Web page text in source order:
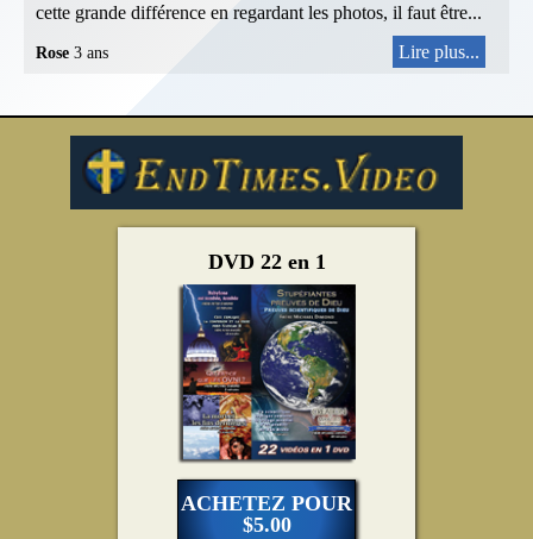
cette grande différence en regardant les photos, il faut être...
Rose 3 ans Lire plus...
DVD 22 en 1
ACHETEZ POUR
$5.00